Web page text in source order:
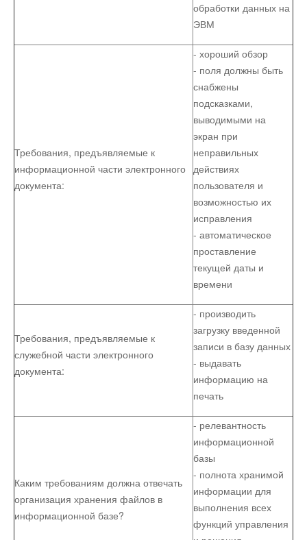
обработки данных на
ЭВМ
Требования, предъявляемые к
информационной части электронного
документа:
- хороший обзор
- поля должны быть
снабжены
подсказками,
выводимыми на
экран при
неправильных
действиях
пользователя и
возможностью их
исправления
- автоматическое
проставление
текущей даты и
времени
Требования, предъявляемые к
служебной части электронного
документа:
- производить
загрузку введенной
записи в базу данных
- выдавать
информацию на
печать
Каким требованиям должна отвечать
организация хранения файлов в
информационной базе?
- релевантность
информационной
базы
- полнота хранимой
информации для
выполнения всех
функций управления